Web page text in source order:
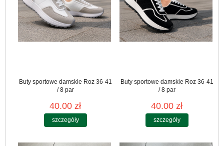
Buty sportowe damskie Roz 36-41
/ 8 par
40.00 zł
szczegóły
Buty sportowe damskie Roz 36-41
/ 8 par
40.00 zł
szczegóły